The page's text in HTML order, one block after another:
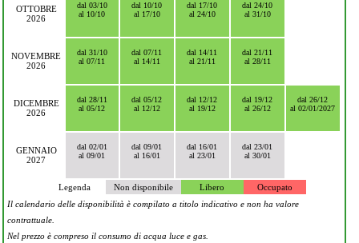
OTTOBRE
2026
dal 03/10
al 10/10
dal 10/10
al 17/10
dal 17/10
al 24/10
dal 24/10
al 31/10
NOVEMBRE
2026
dal 31/10
al 07/11
dal 07/11
al 14/11
dal 14/11
al 21/11
dal 21/11
al 28/11
DICEMBRE
2026
dal 28/11
al 05/12
dal 05/12
al 12/12
dal 12/12
al 19/12
dal 19/12
al 26/12
dal 26/12
al 02/01/2027
GENNAIO
2027
dal 02/01
al 09/01
dal 09/01
al 16/01
dal 16/01
al 23/01
dal 23/01
al 30/01
Legenda Non disponibile Libero
Occupato
Il calendario delle disponibilità è compilato a titolo indicativo e non ha valore
contrattuale.
Nel prezzo è compreso il consumo di acqua luce e gas.